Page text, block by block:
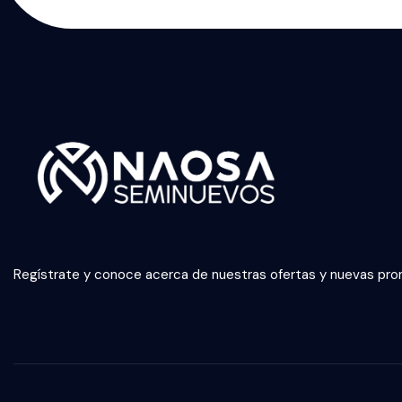
Regístrate y conoce acerca de nuestras ofertas y nuevas